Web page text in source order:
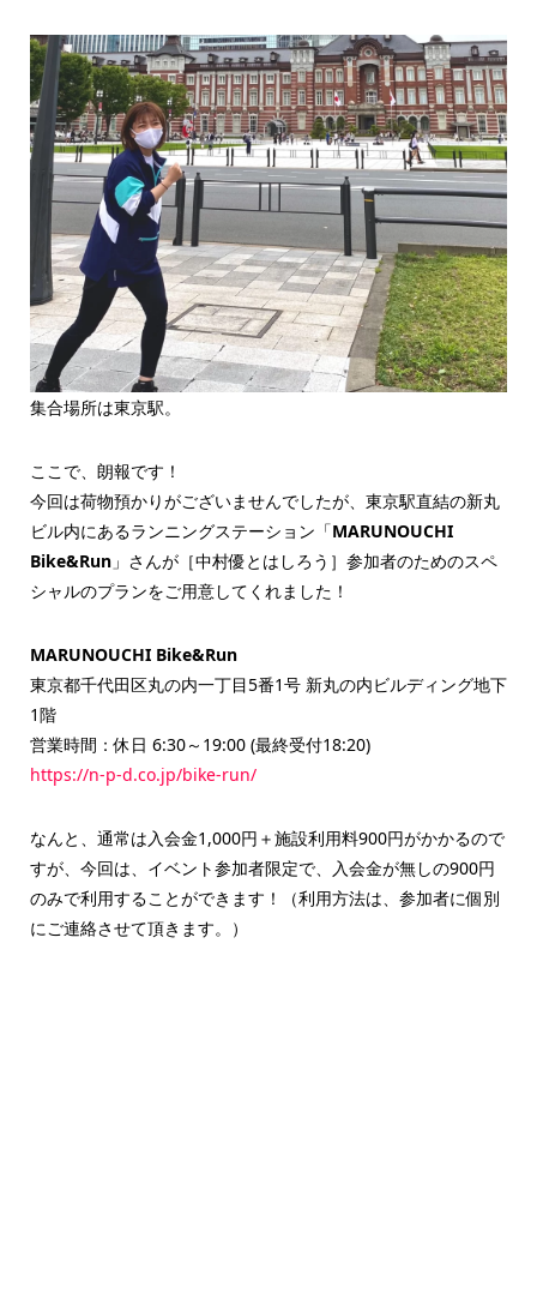
集合場所は東京駅。
ここで、朗報です！
今回は荷物預かりがございませんでしたが、東京駅直結の新丸
ビル内にあるランニングステーション「MARUNOUCHI
Bike&Run」さんが［中村優とはしろう］参加者のためのスペ
シャルのプランをご用意してくれました！
MARUNOUCHI Bike&Run
東京都千代田区丸の内一丁目5番1号 新丸の内ビルディング地下
1階
営業時間：休日 6:30～19:00 (最終受付18:20)
https://n-p-d.co.jp/bike-run/
なんと、通常は入会金1,000円＋施設利用料900円がかかるので
すが、今回は、イベント参加者限定で、入会金が無しの900円
のみで利用することができます！（利用方法は、参加者に個別
にご連絡させて頂きます。）